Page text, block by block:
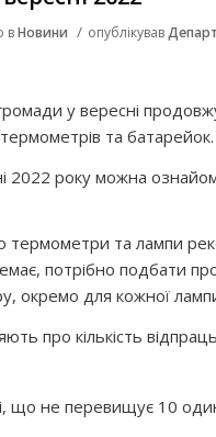
вНовини / опублікував
у вересні
та батарейок.
2022 року можна
та лампи
потрібно подбати
окремо для кожної
про кількість
що не перевищує 10